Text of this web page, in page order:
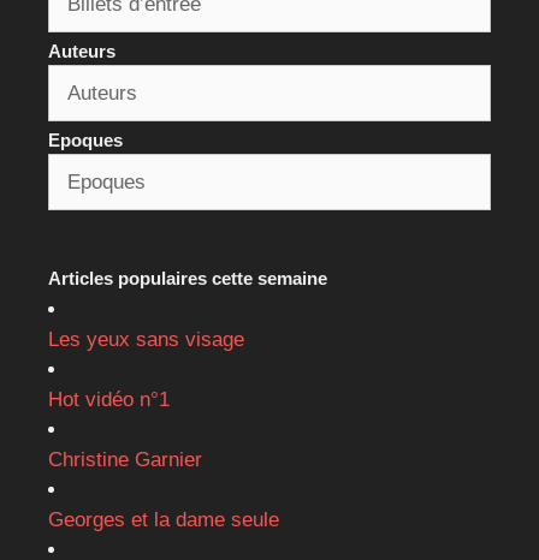
Auteurs
Epoques
Articles populaires cette semaine
Les yeux sans visage
Hot vidéo n°1
Christine Garnier
Georges et la dame seule